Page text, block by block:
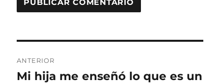
de
ANTERIOR
Entrada
Mi hija me enseñó lo que es un